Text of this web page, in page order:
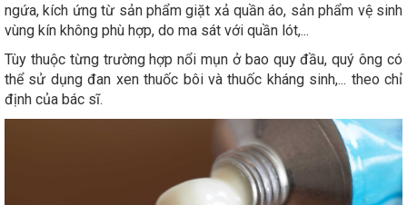
ngứa, kích ứng từ sản phẩm giặt xả quần áo, sản phẩm vệ sinh
vùng kín không phù hợp, do ma sát với quần lót,...
Tùy thuộc từng trường hợp nổi mụn ở bao quy đầu, quý ông có
thể sử dụng đan xen thuốc bôi và thuốc kháng sinh,... theo chỉ
định của bác sĩ.